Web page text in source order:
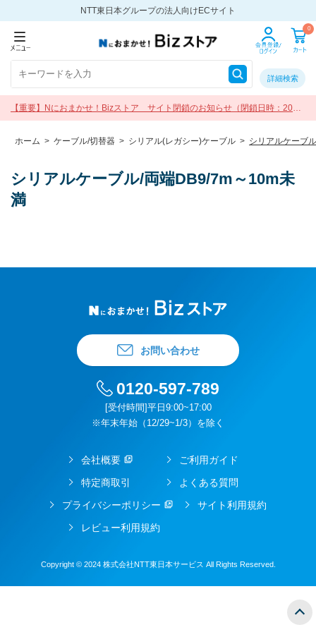
NTT東日本グループの法人向けECサイト
0
詳細検索
【重要】Nにおまかせ！Bizストア サイト閉鎖のお知らせ（閉鎖日時：2026
年9月30日 17:00）
ホーム > ケーブル/切替器 > シリアル(レガシー)ケーブル > シリアルケーブ
シリアルケーブル/両端DB9/7m～10m未
満
お問い合わせ
0120-597-789
[受付時間]平日9:00~17:00
※年末年始（12/29~1/3）を除く
会社概要
ご利用ガイド
特定商取引
よくある質問
プライバシーポリシー
サイト利用規約
レビュー利用規約
Copyright © 2024 株式会社NTT東日本サービス All Rights Reserved.